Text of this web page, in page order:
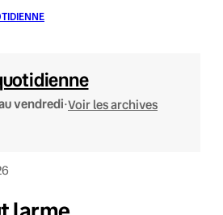
vendredi·Voir les archives